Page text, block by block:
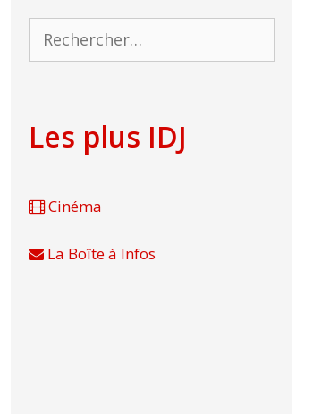
Rechercher :
Les plus IDJ
Cinéma
La Boîte à Infos